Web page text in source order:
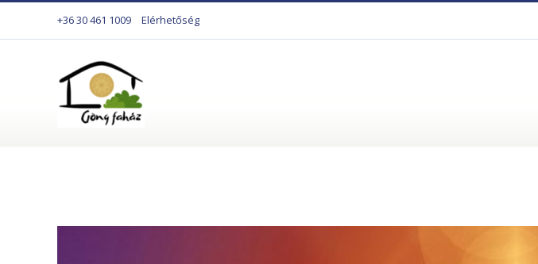
+36 30 461 1009 Elérhetőség